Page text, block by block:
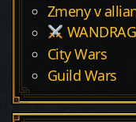
Zmeny v
City Wars
Guild Wars